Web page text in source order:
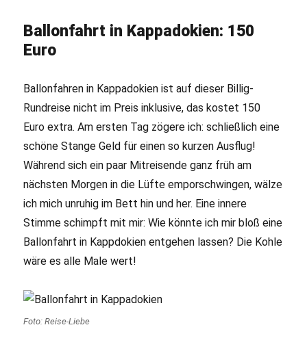
Ballonfahrt in Kappadokien: 150
Euro
Ballonfahren in Kappadokien ist auf dieser Billig-
Rundreise nicht im Preis inklusive, das kostet 150
Euro extra. Am ersten Tag zögere ich: schließlich eine
schöne Stange Geld für einen so kurzen Ausflug!
Während sich ein paar Mitreisende ganz früh am
nächsten Morgen in die Lüfte emporschwingen, wälze
ich mich unruhig im Bett hin und her. Eine innere
Stimme schimpft mit mir: Wie könnte ich mir bloß eine
Ballonfahrt in Kappdokien entgehen lassen? Die Kohle
wäre es alle Male wert!
Foto: Reise-Liebe